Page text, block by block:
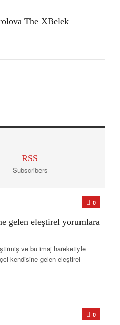
The XBelek
RSS
Subscribers
0
gelen eleştirel yorumlara
ve bu imaj hareketiyle
kendisine gelen eleştirel
0